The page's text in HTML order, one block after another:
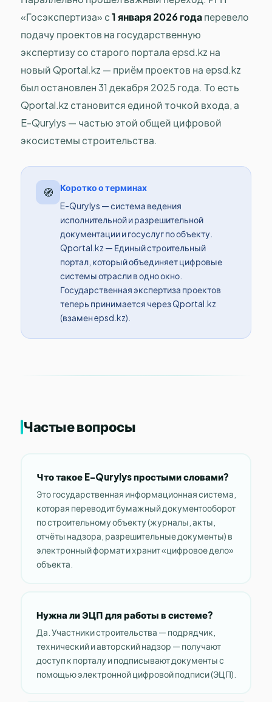
«Госэкспертиза» с1 января 2026 годаперевело
подачу проектов на государственную
экспертизу со старого портала epsd.kz на
новый Qportal.kz — приём проектов на epsd.kz
был остановлен 31 декабря 2025 года. То есть
Qportal.kz становится единой точкой входа, а
E-Qurylys — частью этой общей цифровой
экосистемы строительства.
🧭
Коротко о терминах
E-Qurylys — система ведения
исполнительной и разрешительной
документации и госуслуг по объекту.
Qportal.kz — Единый строительный
портал, который объединяет цифровые
системы отрасли в одно окно.
Государственная экспертиза проектов
теперь принимается через Qportal.kz
(взамен epsd.kz).
Частые вопросы
Что такое E-Qurylys простыми словами?
Это государственная информационная система,
которая переводит бумажный документооборот
по строительному объекту (журналы, акты,
отчёты надзора, разрешительные документы) в
электронный формат и хранит «цифровое дело»
объекта.
Нужна ли ЭЦП для работы в системе?
Да. Участники строительства — подрядчик,
технический и авторский надзор — получают
доступ к порталу и подписывают документы с
помощью электронной цифровой подписи (ЭЦП).